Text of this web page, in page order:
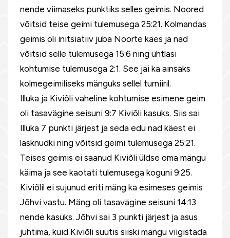
nende viimaseks punktiks selles geimis. Noored
võitsid teise geimi tulemusega 25:21. Kolmandas
geimis oli initsiatiiv juba Noorte käes ja nad
võitsid selle tulemusega 15:6 ning ühtlasi
kohtumise tulemusega 2:1. See jäi ka ainsaks
kolmegeimiliseks mänguks sellel turniiril.
Illuka ja Kiviõli vaheline kohtumise esimene geim
oli tasavägine seisuni 9:7 Kiviõli kasuks. Siis sai
Illuka 7 punkti järjest ja seda edu nad käest ei
lasknudki ning võitsid geimi tulemusega 25:21.
Teises geimis ei saanud Kiviõli üldse oma mängu
käima ja see kaotati tulemusega koguni 9:25.
Kiviõlil ei sujunud eriti mäng ka esimeses geimis
Jõhvi vastu. Mäng oli tasavägine seisuni 14:13
nende kasuks. Jõhvi sai 3 punkti järjest ja asus
juhtima, kuid Kiviõli suutis siiski mängu viigistada